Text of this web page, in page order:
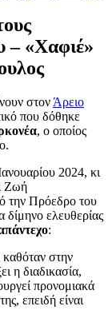
– «Χαφιέ»
στον Άρειο
που δόθηκε
, ο οποίος
2024, κι
Ζωή
την Πρόεδρο του
δίμηνο ελευθερίας
:
καθόταν στην
η διαδικασία,
προνομιακά
επειδή είναι